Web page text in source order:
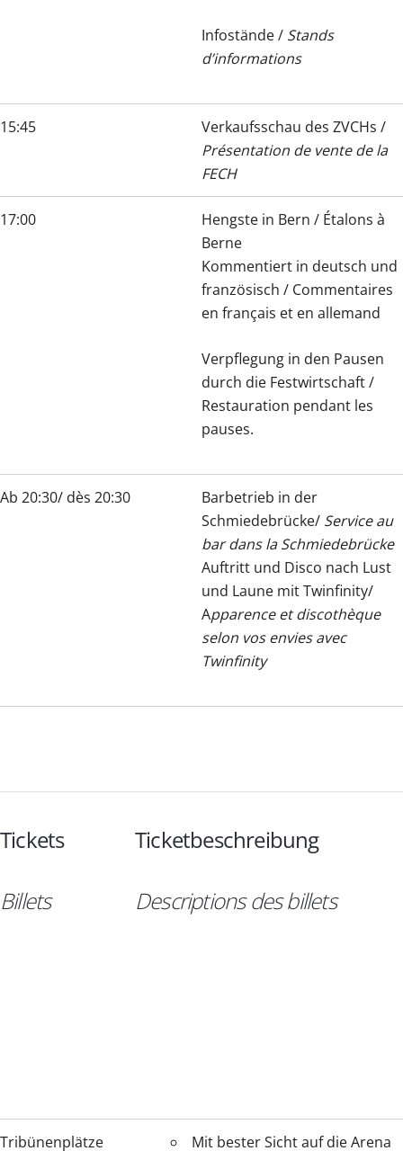
Infostände / Stands
d’informations
15:45
Verkaufsschau des ZVCHs /
Présentation de vente de la
FECH
17:00
Hengste in Bern / Étalons à
Berne
Kommentiert in deutsch und
französisch / Commentaires
en français et en allemand
Verpflegung in den Pausen
durch die Festwirtschaft /
Restauration pendant les
pauses.
Ab 20:30/ dès 20:30
Barbetrieb in der
Schmiedebrücke/ Service au
bar dans la Schmiedebrücke
Auftritt und Disco nach Lust
und Laune mit Twinfinity/
Apparence et discothèque
selon vos envies avec
Twinfinity
Tickets
Billets
Ticketbeschreibung
Descriptions des billets
Tribünenplätze Mit bester Sicht auf die Arena